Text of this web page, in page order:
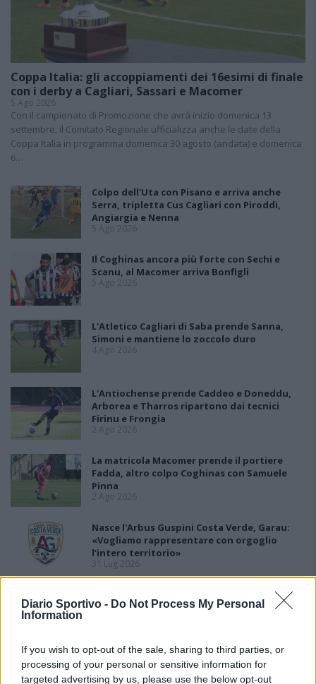
Diario Sportivo - Do Not Process My Personal
Information
If you wish to opt-out of the sale, sharing to third parties, or
processing of your personal or sensitive information for
targeted advertising by us, please use the below opt-out
Coppa Italia: gli accoppiamenti dei 16esimi di finale
con i derby a Cagliari, Sassari e Macomer
5 Ago 2026
Con il campionato di Promozione che avrà inizio domenica 13
settembre, il Comitato Regionale ufficializza anche le date della
Coppa Italia in programma domenica 30 agosto (andata) e domenica
6…
Colpo dell'Uta con Pisano e arriva anche
Serra, tripletta Cus Cagliari con Piroddi,
Angiargia e Nenna
5 Ago 2026
Il Coghinas ancora più forte con Sechi e
Scanu, al Macomer arriva Bonfigli
5 Ago 2026
L'Atletico Cagliari di Saba prende Sanna,
Simoni e mantiene lo zoccolo duro
4 Ago 2026
L'Antiochense prende Caddeo e Doneddu,
Arborea e Tharros ripartono dai tecnici
Firinu e Frongia
2 Ago 2026
La matricola Macomer prende il portiere
Fadda, altro colpo Coghinas con Samuele
Pinna
2 Ago 2026
Nasce l'Arbus Guspini Costa Verde, Garau:
«Vogliamo rappresentare con orgoglio
l’intero territorio»
31 Lug 2026
Il Sant'Elena si riprende il difensore Mancusi
28 Lug 2026
Al Castiadas tornano Caboni e Melis, l'Uta
Calcio prende anche Atzori e Siddu